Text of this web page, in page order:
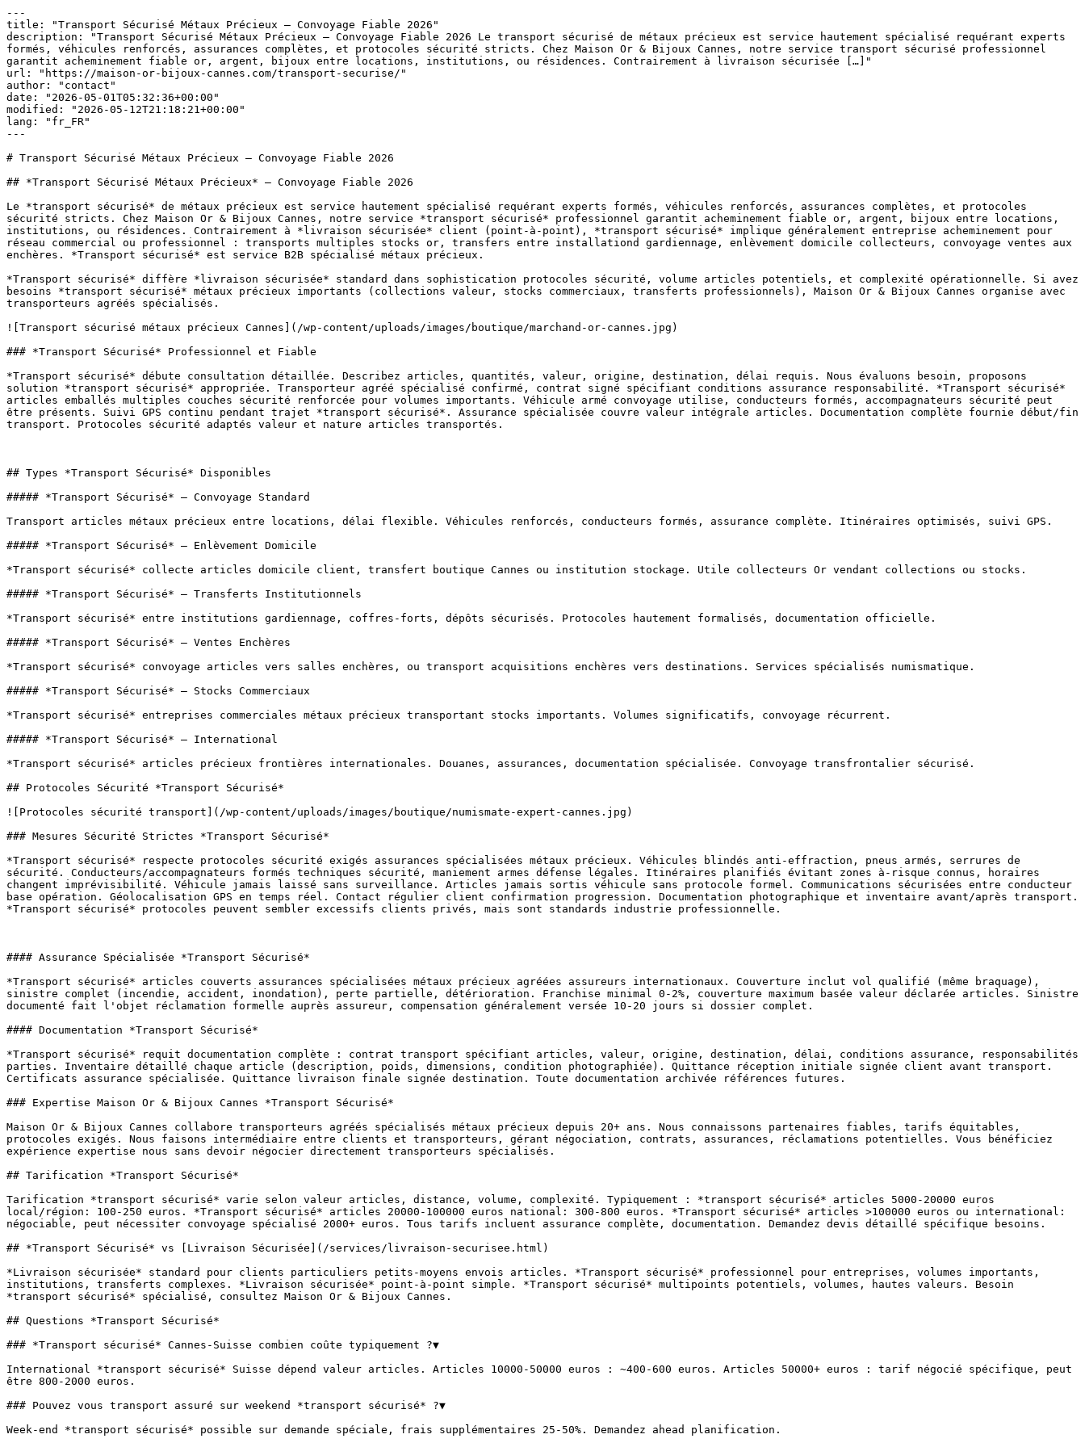
---
title: "Transport Sécurisé Métaux Précieux — Convoyage Fiable 2026"
description: "Transport Sécurisé Métaux Précieux — Convoyage Fiable 2026 Le transport sécurisé de métaux précieux est service hautement spécialisé requérant experts
formés, véhicules renforcés, assurances complètes, et protocoles sécurité stricts. Chez Maison Or & Bijoux Cannes, notre service transport sécurisé professionnel
garantit acheminement fiable or, argent, bijoux entre locations, institutions, ou résidences. Contrairement à livraison sécurisée […]"
url: "https://maison-or-bijoux-cannes.com/transport-securise/"
author: "contact"
date: "2026-05-01T05:32:36+00:00"
modified: "2026-05-12T21:18:21+00:00"
lang: "fr_FR"
---
# Transport Sécurisé Métaux Précieux — Convoyage Fiable 2026
## *Transport Sécurisé Métaux Précieux* — Convoyage Fiable 2026
Le *transport sécurisé* de métaux précieux est service hautement spécialisé requérant experts formés, véhicules renforcés, assurances complètes, et protocoles
sécurité stricts. Chez Maison Or & Bijoux Cannes, notre service *transport sécurisé* professionnel garantit acheminement fiable or, argent, bijoux entre locations,
institutions, ou résidences. Contrairement à *livraison sécurisée* client (point-à-point), *transport sécurisé* implique généralement entreprise acheminement pour
réseau commercial ou professionnel : transports multiples stocks or, transfers entre installationd gardiennage, enlèvement domicile collecteurs, convoyage ventes aux
enchères. *Transport sécurisé* est service B2B spécialisé métaux précieux.
*Transport sécurisé* diffère *livraison sécurisée* standard dans sophistication protocoles sécurité, volume articles potentiels, et complexité opérationnelle. Si avez
besoins *transport sécurisé* métaux précieux importants (collections valeur, stocks commerciaux, transferts professionnels), Maison Or & Bijoux Cannes organise avec
transporteurs agréés spécialisés.
![Transport sécurisé métaux précieux Cannes](/wp-content/uploads/images/boutique/marchand-or-cannes.jpg)
### *Transport Sécurisé* Professionnel et Fiable
*Transport sécurisé* débute consultation détaillée. Describez articles, quantités, valeur, origine, destination, délai requis. Nous évaluons besoin, proposons
solution *transport sécurisé* appropriée. Transporteur agréé spécialisé confirmé, contrat signé spécifiant conditions assurance responsabilité. *Transport sécurisé*
articles emballés multiples couches sécurité renforcée pour volumes importants. Véhicule armé convoyage utilise, conducteurs formés, accompagnateurs sécurité peut
être présents. Suivi GPS continu pendant trajet *transport sécurisé*. Assurance spécialisée couvre valeur intégrale articles. Documentation complète fournie début/fin
transport. Protocoles sécurité adaptés valeur et nature articles transportés.
## Types *Transport Sécurisé* Disponibles
##### *Transport Sécurisé* — Convoyage Standard
Transport articles métaux précieux entre locations, délai flexible. Véhicules renforcés, conducteurs formés, assurance complète. Itinéraires optimisés, suivi GPS.
##### *Transport Sécurisé* — Enlèvement Domicile
*Transport sécurisé* collecte articles domicile client, transfert boutique Cannes ou institution stockage. Utile collecteurs Or vendant collections ou stocks.
##### *Transport Sécurisé* — Transferts Institutionnels
*Transport sécurisé* entre institutions gardiennage, coffres-forts, dépôts sécurisés. Protocoles hautement formalisés, documentation officielle.
##### *Transport Sécurisé* — Ventes Enchères
*Transport sécurisé* convoyage articles vers salles enchères, ou transport acquisitions enchères vers destinations. Services spécialisés numismatique.
##### *Transport Sécurisé* — Stocks Commerciaux
*Transport sécurisé* entreprises commerciales métaux précieux transportant stocks importants. Volumes significatifs, convoyage récurrent.
##### *Transport Sécurisé* — International
*Transport sécurisé* articles précieux frontières internationales. Douanes, assurances, documentation spécialisée. Convoyage transfrontalier sécurisé.
## Protocoles Sécurité *Transport Sécurisé*
![Protocoles sécurité transport](/wp-content/uploads/images/boutique/numismate-expert-cannes.jpg)
### Mesures Sécurité Strictes *Transport Sécurisé*
*Transport sécurisé* respecte protocoles sécurité exigés assurances spécialisées métaux précieux. Véhicules blindés anti-effraction, pneus armés, serrures de
sécurité. Conducteurs/accompagnateurs formés techniques sécurité, maniement armes défense légales. Itinéraires planifiés évitant zones à-risque connus, horaires
changent imprévisibilité. Véhicule jamais laissé sans surveillance. Articles jamais sortis véhicule sans protocole formel. Communications sécurisées entre conducteur
base opération. Géolocalisation GPS en temps réel. Contact régulier client confirmation progression. Documentation photographique et inventaire avant/après transport.
*Transport sécurisé* protocoles peuvent sembler excessifs clients privés, mais sont standards industrie professionnelle.
#### Assurance Spécialisée *Transport Sécurisé*
*Transport sécurisé* articles couverts assurances spécialisées métaux précieux agréées assureurs internationaux. Couverture inclut vol qualifié (même braquage),
sinistre complet (incendie, accident, inondation), perte partielle, détérioration. Franchise minimal 0-2%, couverture maximum basée valeur déclarée articles. Sinistre
documenté fait l'objet réclamation formelle auprès assureur, compensation généralement versée 10-20 jours si dossier complet.
#### Documentation *Transport Sécurisé*
*Transport sécurisé* requit documentation complète : contrat transport spécifiant articles, valeur, origine, destination, délai, conditions assurance, responsabilités
parties. Inventaire détaillé chaque article (description, poids, dimensions, condition photographiée). Quittance réception initiale signée client avant transport.
Certificats assurance spécialisée. Quittance livraison finale signée destination. Toute documentation archivée références futures.
### Expertise Maison Or & Bijoux Cannes *Transport Sécurisé*
Maison Or & Bijoux Cannes collabore transporteurs agréés spécialisés métaux précieux depuis 20+ ans. Nous connaissons partenaires fiables, tarifs équitables,
protocoles exigés. Nous faisons intermédiaire entre clients et transporteurs, gérant négociation, contrats, assurances, réclamations potentielles. Vous bénéficiez
expérience expertise nous sans devoir négocier directement transporteurs spécialisés.
## Tarification *Transport Sécurisé*
Tarification *transport sécurisé* varie selon valeur articles, distance, volume, complexité. Typiquement : *transport sécurisé* articles 5000-20000 euros
local/région: 100-250 euros. *Transport sécurisé* articles 20000-100000 euros national: 300-800 euros. *Transport sécurisé* articles >100000 euros ou international:
négociable, peut nécessiter convoyage spécialisé 2000+ euros. Tous tarifs incluent assurance complète, documentation. Demandez devis détaillé spécifique besoins.
## *Transport Sécurisé* vs [Livraison Sécurisée](/services/livraison-securisee.html)
*Livraison sécurisée* standard pour clients particuliers petits-moyens envois articles. *Transport sécurisé* professionnel pour entreprises, volumes importants,
institutions, transferts complexes. *Livraison sécurisée* point-à-point simple. *Transport sécurisé* multipoints potentiels, volumes, hautes valeurs. Besoin
*transport sécurisé* spécialisé, consultez Maison Or & Bijoux Cannes.
## Questions *Transport Sécurisé*
### *Transport sécurisé* Cannes-Suisse combien coûte typiquement ?▼
International *transport sécurisé* Suisse dépend valeur articles. Articles 10000-50000 euros : ~400-600 euros. Articles 50000+ euros : tarif négocié spécifique, peut
être 800-2000 euros.
### Pouvez vous transport assuré sur weekend *transport sécurisé* ?▼
Week-end *transport sécurisé* possible sur demande spéciale, frais supplémentaires 25-50%. Demandez ahead planification.